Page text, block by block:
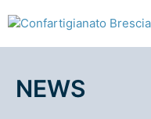
NEWS